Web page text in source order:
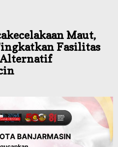
Fasilitas
Alternatif
Sempat Alami
Berhasil
Kalsel
Aksi di Lapangan